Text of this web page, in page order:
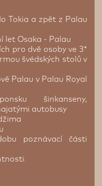
Tokia a zpět z Palau
let Osaka - Palau
pro dvě osoby ve 3*
švédských stolů v
Palau v Palau Royal
šinkanseny,
autobusy
poznávací části